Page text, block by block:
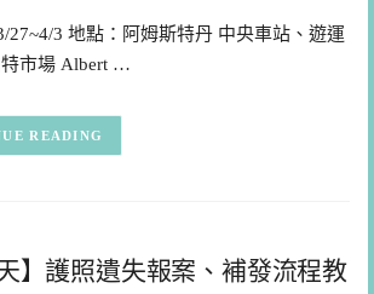
27~4/3 地點：阿姆斯特丹 中央車站、遊運
市場 Albert …
READING
】護照遺失報案、補發流程教